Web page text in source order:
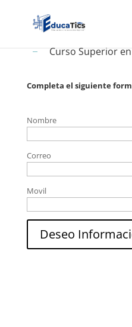
Curso Superior
Completa el siguiente
Nombre
Correo
Movil
Deseo